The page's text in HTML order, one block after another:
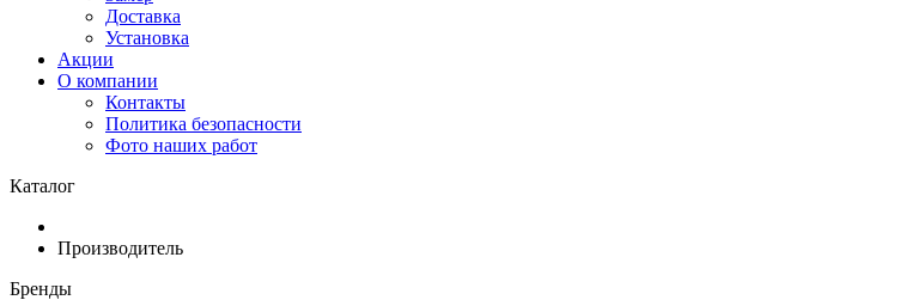
Доставка
Установка
Акции
О компании
Контакты
Политика безопасности
Фото наших работ
Каталог
Производитель
Бренды